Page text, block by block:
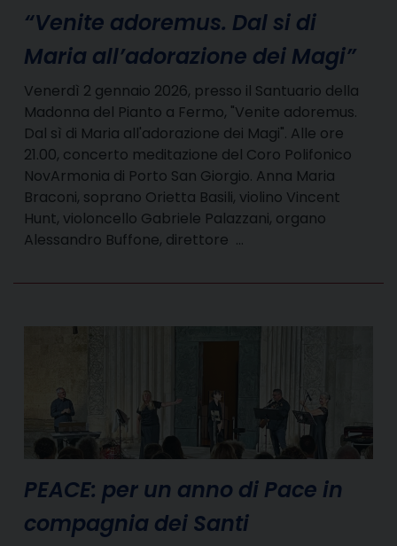
“Venite adoremus. Dal si di
Maria all’adorazione dei Magi”
Venerdì 2 gennaio 2026, presso il Santuario della
Madonna del Pianto a Fermo, "Venite adoremus.
Dal sì di Maria all'adorazione dei Magi". Alle ore
21.00, concerto meditazione del Coro Polifonico
NovArmonia di Porto San Giorgio. Anna Maria
Braconi, soprano Orietta Basili, violino Vincent
Hunt, violoncello Gabriele Palazzani, organo
Alessandro Buffone, direttore …
PEACE: per un anno di Pace in
compagnia dei Santi